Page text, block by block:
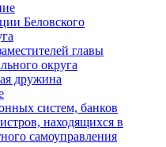
Беловского
главы
округа
дружина
систем, банков
находящихся в
самоуправления